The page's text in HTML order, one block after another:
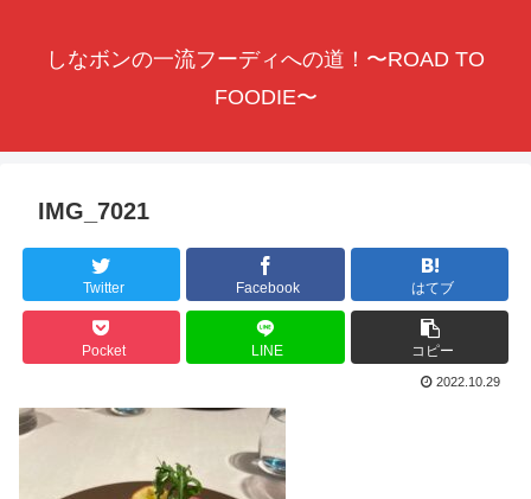
しなボンの一流フーディへの道！〜ROAD TO
FOODIE〜
IMG_7021
Twitter Facebook はてブ
Pocket LINE コピー
2022.10.29